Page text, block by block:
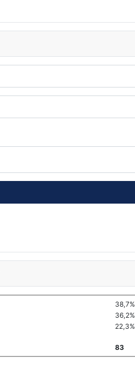
38,7%
36,2%
22,3%
83